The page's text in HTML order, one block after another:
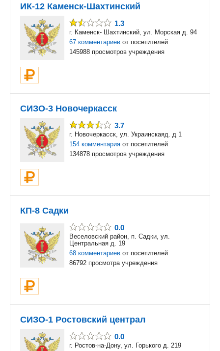
ИК-12 Каменск-Шахтинский
1.3
г. Каменск- Шахтинский, ул. Морская д. 94
67 комментариев от посетителей
145988 просмотров учреждения
СИЗО-3 Новочеркасск
3.7
г. Новочеркасск, ул. Украинскаяд. д 1
154 комментария от посетителей
134878 просмотров учреждения
КП-8 Садки
0.0
Веселовский район, п. Садки, ул.
Центральная д. 19
68 комментариев от посетителей
86792 просмотра учреждения
СИЗО-1 Ростовский централ
0.0
г. Ростов-на-Дону, ул. Горького д. 219